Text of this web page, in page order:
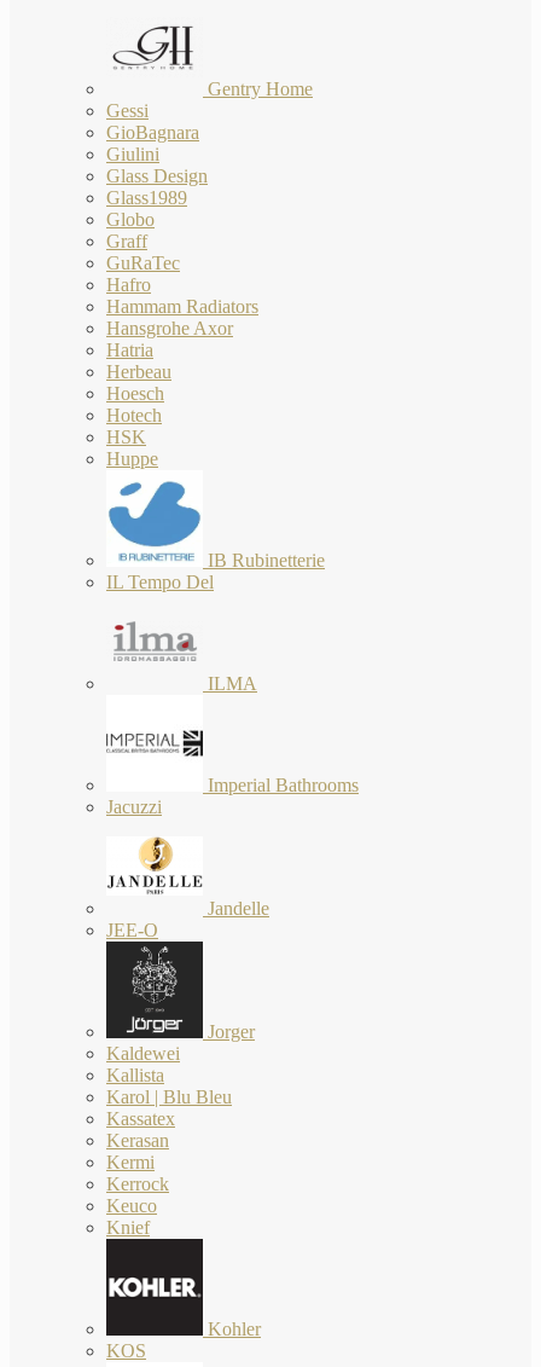
Gentry Home
Gessi
GioBagnara
Giulini
Glass Design
Glass1989
Globo
Graff
GuRaTec
Hafro
Hammam Radiators
Hansgrohe Axor
Hatria
Herbeau
Hoesch
Hotech
HSK
Huppe
IB Rubinetterie
IL Tempo Del
ILMA
Imperial Bathrooms
Jacuzzi
Jandelle
JEE-O
Jorger
Kaldewei
Kallista
Karol | Blu Bleu
Kassatex
Kerasan
Kermi
Kerrock
Keuco
Knief
Kohler
KOS